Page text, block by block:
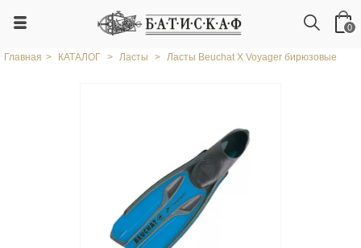
0
Главная > КАТАЛОГ > Ласты > Ласты Beuchat X Voyager бирюзовые